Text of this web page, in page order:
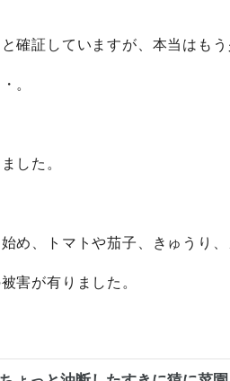
確証していますが、本当はも
。
した。
始め、トマトや茄子、きゅうり
害が有りました。